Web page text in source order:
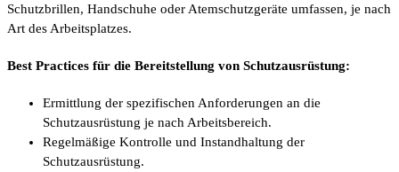
Schutzbrillen, Handschuhe oder Atemschutzgeräte umfassen, je nach
Art des Arbeitsplatzes.
Best Practices für die Bereitstellung von Schutzausrüstung:
Ermittlung der spezifischen Anforderungen an die
Schutzausrüstung je nach Arbeitsbereich.
Regelmäßige Kontrolle und Instandhaltung der
Schutzausrüstung.